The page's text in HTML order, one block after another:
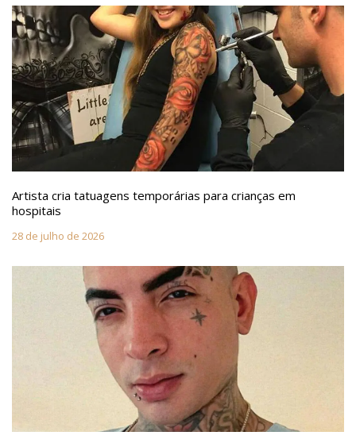
Artista cria tatuagens temporárias para crianças em
hospitais
28 de julho de 2026